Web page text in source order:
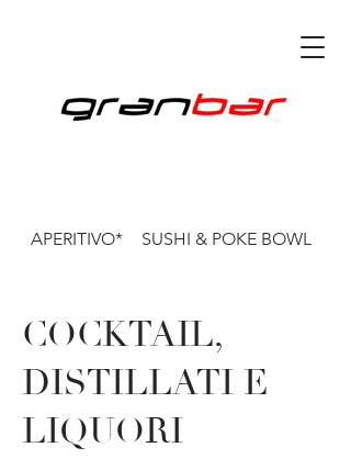
APERITIVO* SUSHI & POKE BOWL
COCKTAIL,
DISTILLATI E
LIQUORI